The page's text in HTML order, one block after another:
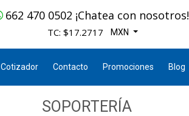
662 470 0502 ¡Chatea con nosotros!
TC: $17.2717 MXN
Cotizador Contacto Promociones Blog
SOPORTERÍA